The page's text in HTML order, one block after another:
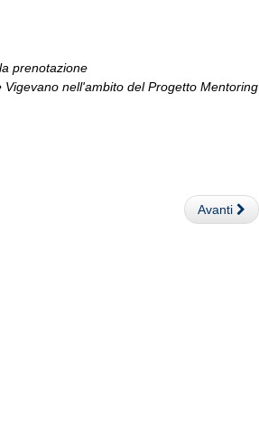
prenotazione
nell'ambito del Progetto Mentoring
Avanti